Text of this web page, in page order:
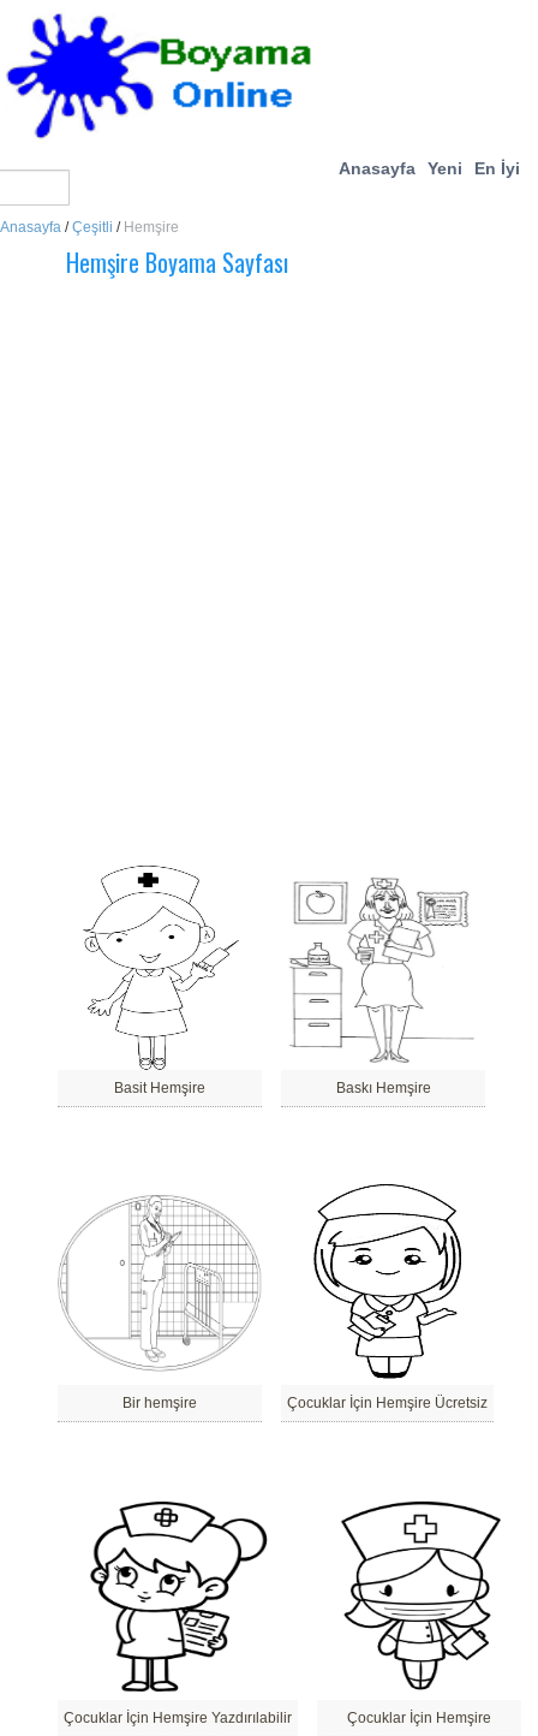
Anasayfa Yeni En İyi
Anasayfa /Çeşitli / Hemşire
Hemşire Boyama Sayfası
Basit Hemşire Baskı Hemşire
Bir hemşire Çocuklar İçin Hemşire Ücretsiz
Çocuklar İçin Hemşire Yazdırılabilir Çocuklar İçin Hemşire